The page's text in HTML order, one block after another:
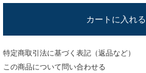
カートに入れる
特定商取引法に基づく表記（返品など）
この商品について問い合わせる